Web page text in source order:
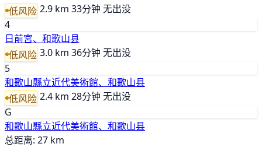
低风险 2.9 km 33分钟 无出没
4
日前宮、和歌山县
低风险 3.0 km 36分钟 无出没
5
和歌山縣立近代美術館、和歌山县
低风险 2.4 km 28分钟 无出没
G
和歌山縣立近代美術館、和歌山县
总距离: 27 km